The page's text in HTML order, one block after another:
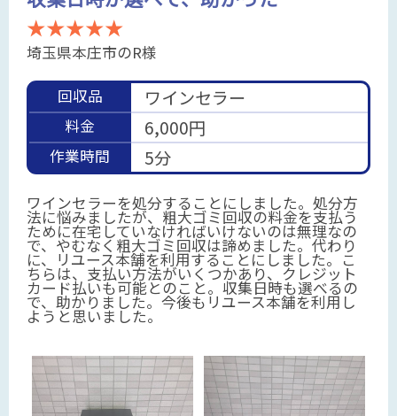
★★★★★
埼玉県本庄市のR様
回収品 ワインセラー
料金 6,000円
作業時間 5分
ワインセラーを処分することにしました。処分方
法に悩みましたが、粗大ゴミ回収の料金を支払う
ために在宅していなければいけないのは無理なの
で、やむなく粗大ゴミ回収は諦めました。代わり
に、リユース本舗を利用することにしました。こ
ちらは、支払い方法がいくつかあり、クレジット
カード払いも可能とのこと。収集日時も選べるの
で、助かりました。今後もリユース本舗を利用し
ようと思いました。